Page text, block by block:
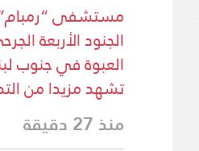
مستشفى
الجنود الأربعة
العبوة في جنوب
تشهد مزيدا من
منذ 27 دقيقة